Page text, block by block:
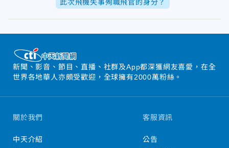
此次飛機失事殉職飛官的身分？
新聞、影音、節目、直播、社群及App都深獲網友喜愛，在全
世界各地華人亦頗受歡迎，全球擁有2000萬粉絲。
關於我們
中天介紹
客服資訊
公告